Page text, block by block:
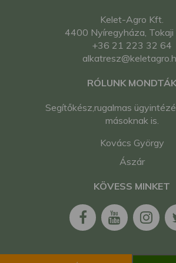
Yanmar
japán
Yanmar
japán
japán
kistraktor
Yanmar
Yanmar
kistraktor
kistraktor
japán
Yanmar
Kelet-Agro Kft.
4400 Nyíregyháza, Tokaji
+36 21 223 32 64
RÓLUNK MONDTÁK
Segítőkész,rugalmas
másoknak is.
Kovács György
Ászár
KÖVESS MINKET